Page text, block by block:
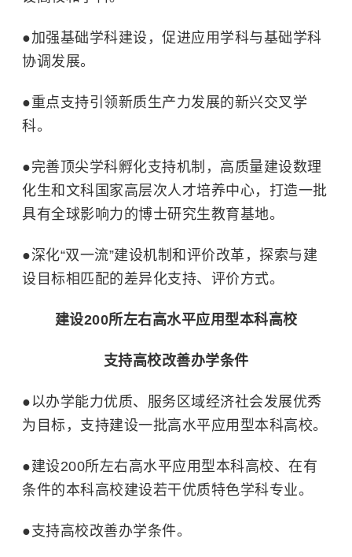
●加强基础学科建设，促进应用学科与基础学科
协调发展。
●重点支持引领新质生产力发展的新兴交叉学
科。
●完善顶尖学科孵化支持机制，高质量建设数理
化生和文科国家高层次人才培养中心，打造一批
具有全球影响力的博士研究生教育基地。
●深化“双一流”建设机制和评价改革，探索与建
设目标相匹配的差异化支持、评价方式。
建设200所左右高水平应用型本科高校
支持高校改善办学条件
● 以办学能力优质、服务区域经济社会发展优秀
为目标，支持建设一批高水平应用型本科高校。
●建设200所左右高水平应用型本科高校、在有
条件的本科高校建设若干优质特色学科专业。
●支持高校改善办学条件。